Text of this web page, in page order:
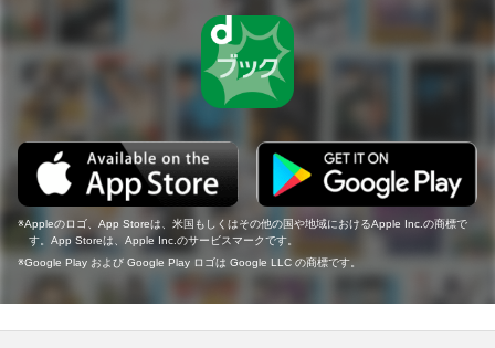
Appleのロゴ、App Storeは、米国もしくはその他の国や地域におけるApple Inc.の商標で
す。App Storeは、Apple Inc.のサービスマークです。
Google Play および Google Play ロゴは Google LLC の商標です。